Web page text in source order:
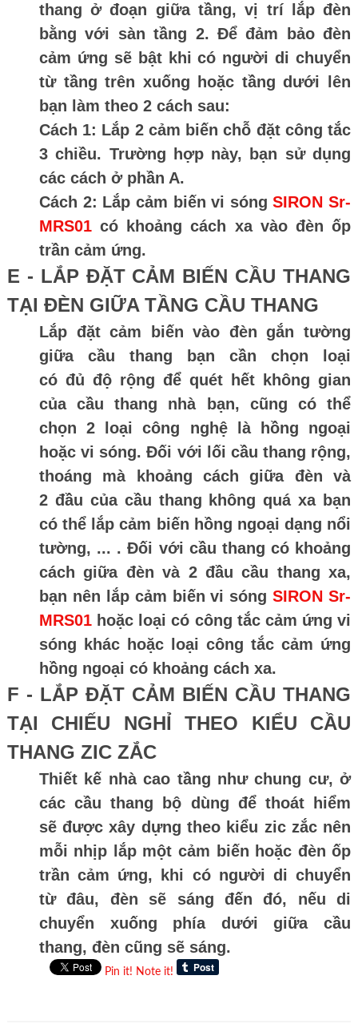
thang ở đoạn giữa tầng, vị trí lắp đèn
bằng với sàn tầng 2. Để đảm bảo đèn
cảm ứng sẽ bật khi có người di chuyển
từ tầng trên xuống hoặc tầng dưới lên
bạn làm theo 2 cách sau:
Cách 1: Lắp 2 cảm biến chỗ đặt công tắc
3 chiều. Trường hợp này, bạn sử dụng
các cách ở phần A.
Cách 2: Lắp cảm biến vi sóngSIRON Sr-
MRS01có khoảng cách xa vào đèn ốp
trần cảm ứng.
E - LẮP ĐẶT CẢM BIẾN CẦU THANG
TẠI ĐÈN GIỮA TẦNG CẦU THANG
Lắp đặt cảm biến vào đèn gắn tường
giữa cầu thang bạn cần chọn loại
có đủ độ rộng để quét hết không gian
của cầu thang nhà bạn, cũng có thể
chọn 2 loại công nghệ là hồng ngoại
hoặc vi sóng. Đối với lối cầu thang rộng,
thoáng mà khoảng cách giữa đèn và
2 đầu của cầu thang không quá xa bạn
có thể lắp cảm biến hồng ngoại dạng nổi
tường, ... . Đối với cầu thang có khoảng
cách giữa đèn và 2 đầu cầu thang xa,
bạn nên lắp cảm biến vi sóngSIRON Sr-
MRS01hoặc loại có công tắc cảm ứng vi
sóng khác hoặc loại công tắc cảm ứng
hồng ngoại có khoảng cách xa.
F - LẮP ĐẶT CẢM BIẾN CẦU THANG
TẠI CHIẾU NGHỈ THEO KIỂU CẦU
THANG ZIC ZẮC
Thiết kế nhà cao tầng như chung cư, ở
các cầu thang bộ dùng để thoát hiểm
sẽ được xây dựng theo kiểu zic zắc nên
mỗi nhịp lắp một cảm biến hoặc đèn ốp
trần cảm ứng, khi có người di chuyển
từ đâu, đèn sẽ sáng đến đó, nếu di
chuyển xuống phía dưới giữa cầu
thang, đèn cũng sẽ sáng.
Pin it! Note it!